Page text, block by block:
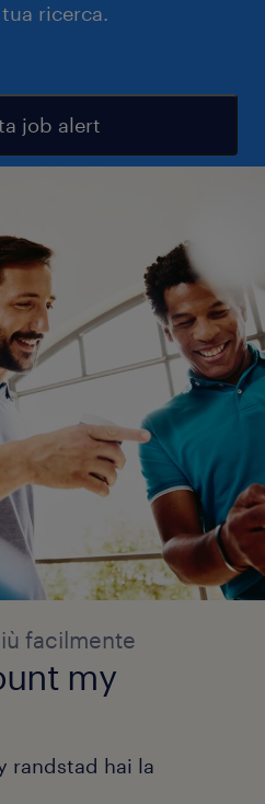
ricerca.
job alert
facilmente
my
randstad hai la